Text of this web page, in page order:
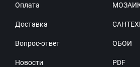
Оплата
Доставка
Вопрос-ответ
Новости
ОБОИ
PDF